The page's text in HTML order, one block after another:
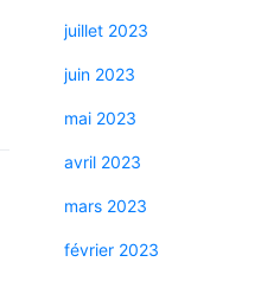
juillet 2023
juin 2023
mai 2023
avril 2023
mars 2023
février 2023